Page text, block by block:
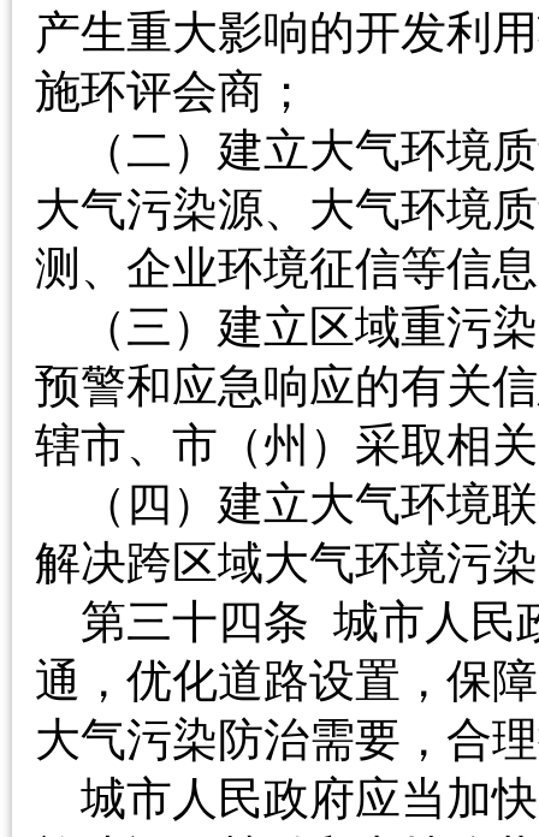
产生重大影响的开发利
施环评会商；
（二）建立大气环境
大气污染源、大气环境
测、企业环境征信等
（三）建立区域重污
预警和应急响应的有关
辖市、市（州）采取
（四）建立大气环境
解决跨区域大气环境
第三十四条 城市人民
通，优化道路设置，保
大气污染防治需要，
城市人民政府应当加